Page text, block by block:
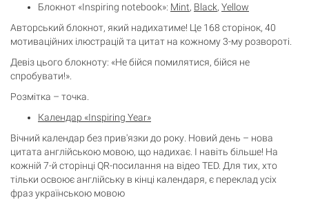
Блокнот «Inspiring notebook»: Mint, Black, Yellow
Авторський блокнот, який надихатиме! Це 168 сторінок, 40
мотиваційних ілюстрацій та цитат на кожному 3-му розвороті.
Девіз цього блокноту: «Не бійся помилятися, бійся не
спробувати!».
Розмітка – точка.
Календар «Inspiring Year»
Вічний календар без прив'язки до року. Новий день – нова
цитата англійською мовою, що надихає. І навіть більше! На
кожній 7-й сторінці QR-посилання на відео TED. Для тих, хто
тільки освоює англійську в кінці календаря, є переклад усіх
фраз українською мовою
Кошик порожній